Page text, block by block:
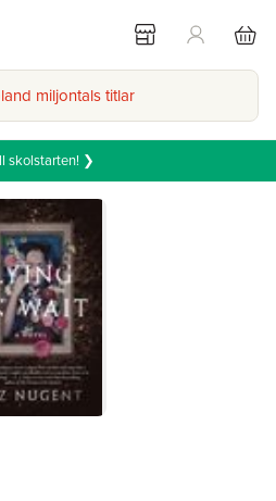
miljontals titlar
skolstarten! ❯